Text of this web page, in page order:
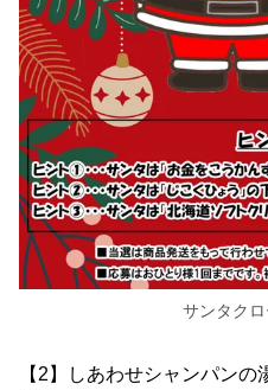
サンタク
【2】しあわせシャンパン